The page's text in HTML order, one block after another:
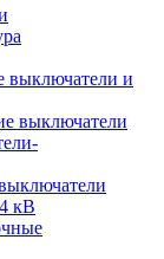
выключатели и
выключатели
кВ